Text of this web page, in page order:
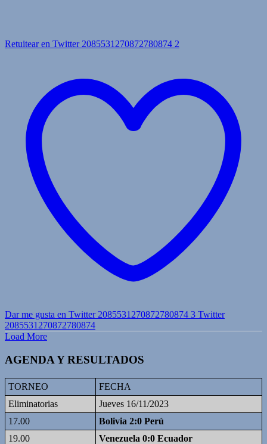
Retuitear en Twitter 2085531270872780874 2
Dar me gusta en Twitter 2085531270872780874 3 Twitter
2085531270872780874
Load More
AGENDA Y RESULTADOS
TORNEO
FECHA
Eliminatorias
Jueves 16/11/2023
17.00
Bolivia 2:0 Perú
19.00
Venezuela 0:0 Ecuador